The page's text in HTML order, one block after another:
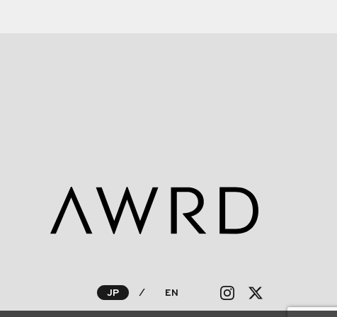
JP ⁄ EN